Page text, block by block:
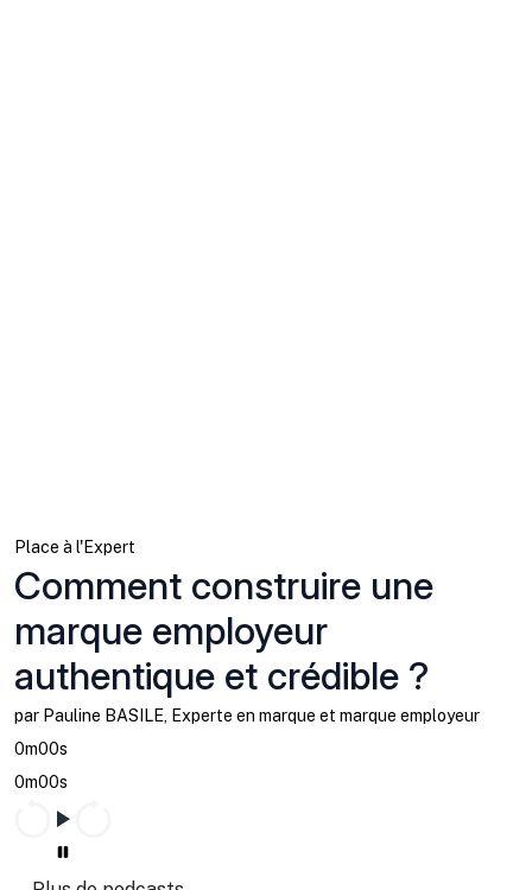
Place à l'Expert
Comment construire une
marque employeur
authentique et crédible ?
par Pauline BASILE, Experte en marque et marque employeur
0m00s
0m00s